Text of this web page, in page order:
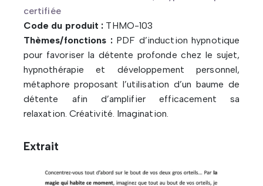
certifiée
Code du produit : THMO-103
Thèmes/fonctions :PDF d’induction hypnotique
pour favoriser la détente profonde chez le sujet,
hypnothérapie et développement personnel,
métaphore proposant l’utilisation d’un baume de
détente afin d’amplifier efficacement sa
relaxation. Créativité. Imagination.
Extrait